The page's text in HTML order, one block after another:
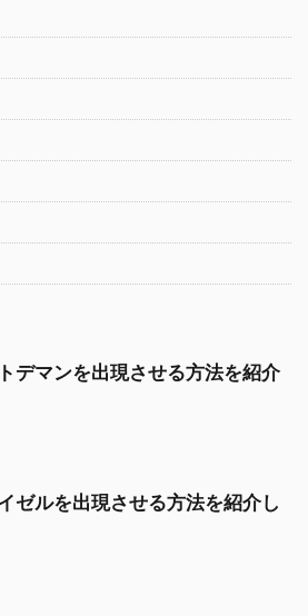
デマンを出現させる方法を紹介
ゼルを出現させる方法を紹介し